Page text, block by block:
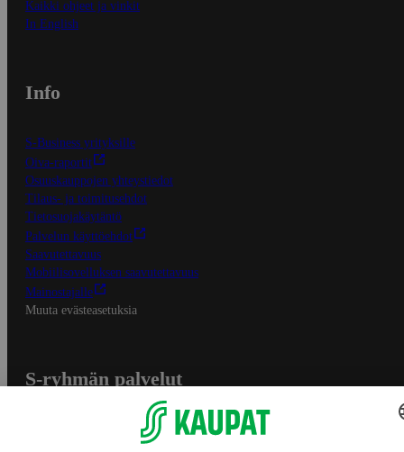
Kaikki ohjeet ja vinkit
In English
Info
S-Business yrityksille
Oiva-raportit
Osuuskauppojen yhteystiedot
Tilaus- ja toimitusehdot
Tietosuojakäytäntö
Palvelun käyttöehdot
Saavutettavuus
Mobiilisovelluksen saavutettavuus
Mainostajalle
Muuta evästeasetuksia
S-ryhmän palvelut